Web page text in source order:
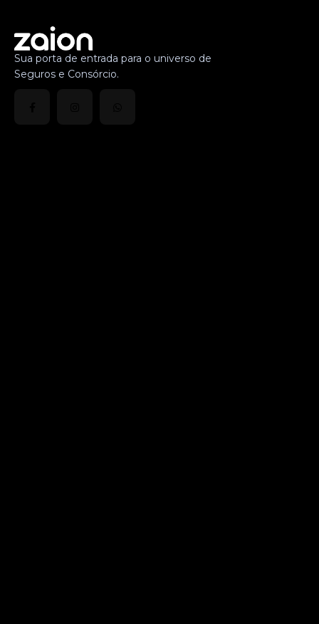
Sua porta de entrada para o universo de
Seguros e Consórcio.